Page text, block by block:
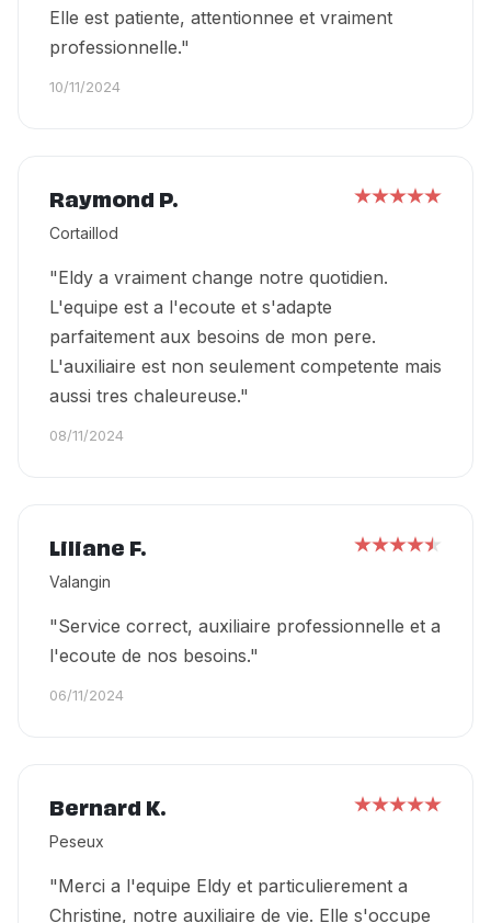
Elle est patiente, attentionnee et vraiment
professionnelle."
10/11/2024
Raymond P.
Cortaillod
"Eldy a vraiment change notre quotidien.
L'equipe est a l'ecoute et s'adapte
parfaitement aux besoins de mon pere.
L'auxiliaire est non seulement competente mais
aussi tres chaleureuse."
08/11/2024
Liliane F.
Valangin
"Service correct, auxiliaire professionnelle et a
l'ecoute de nos besoins."
06/11/2024
Bernard K.
Peseux
"Merci a l'equipe Eldy et particulierement a
Christine, notre auxiliaire de vie. Elle s'occupe